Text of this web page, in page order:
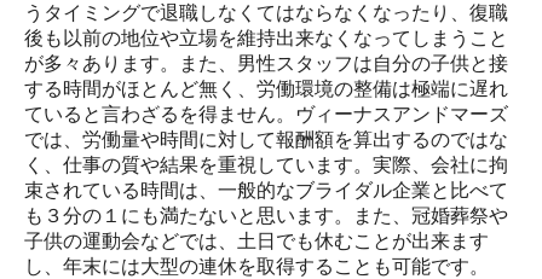
うタイミングで退職しなくてはならなくなったり、復職
後も以前の地位や立場を維持出来なくなってしまうこと
が多々あります。また、男性スタッフは自分の子供と接
する時間がほとんど無く、 労働環境の整備は極端に遅れ
ていると言わざるを得ません。ヴィーナスアンドマーズ
では、労働量や時間に対して報酬額を算出するのではな
く、仕事の質や結果を重視しています。実際、会社に拘
束されている時間は、一般的なブライダル企業と比べて
も３分の１にも満たないと思います。また、冠婚葬祭や
子供の運動会などでは、土日でも休むことが出来ます
し、年末には大型の連休を取得することも可能です。